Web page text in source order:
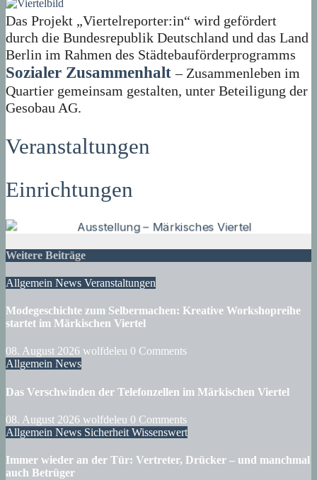
Das Projekt „Viertelreporter:in“ wird gefördert
durch die Bundesrepublik Deutschland und das Land
Berlin im Rahmen des Städtebauförderprogramms
Sozialer Zusammenhalt – Zusammenleben im
Quartier gemeinsam gestalten, unter Beteiligung der
Gesobau AG.
Veranstaltungen
Einrichtungen
Weitere Beiträge
Allgemein News Veranstaltungen
Modegeschichte zum Selbermachen: Kreative Workshopreihe
startet im Märkischen Viertel
08. August 2026 wolfdeleu 0 Comments
Allgemein News
Das Verschwinden der Telefonzellen im Märkischen Viertel
08. August 2026 wolfdeleu 0 Comments
Allgemein News Sicherheit Wissenswert
Immer wieder an der Tür: Vertreter, Drücker – und manchmal
auch Betrüger